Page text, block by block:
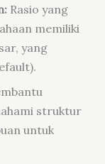
Rasio yang
memiliki
yang
struktur
untuk